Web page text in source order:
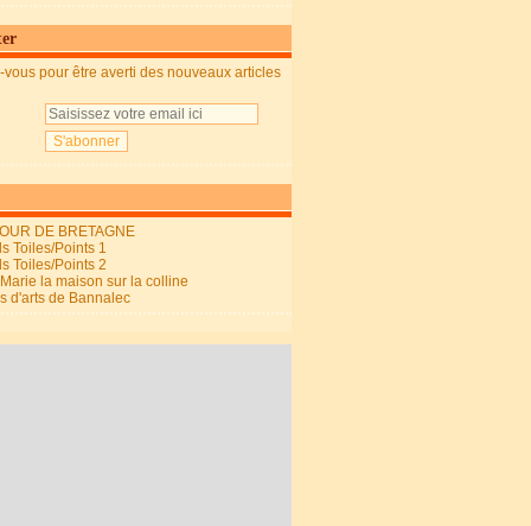
vous pour être averti des nouveaux articles
DE BRETAGNE
Toiles/Points 1
Toiles/Points 2
la maison sur la colline
d'arts de Bannalec